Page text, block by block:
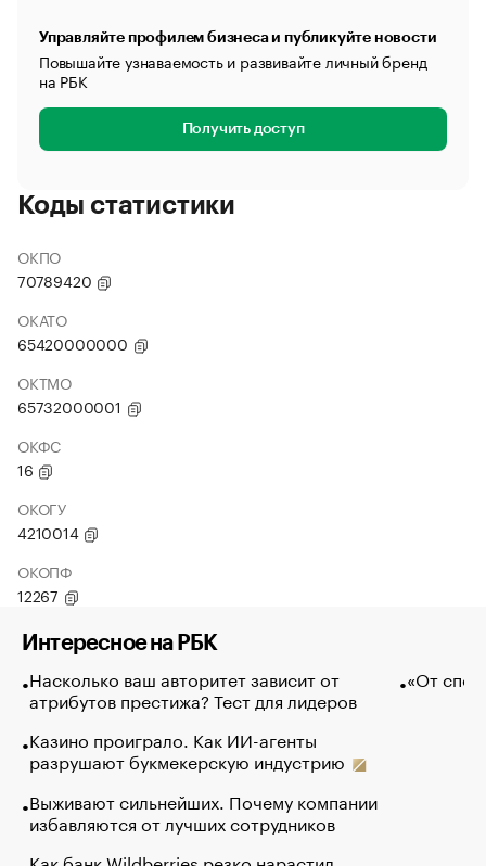
Управляйте профилем бизнеса и публикуйте новости
Повышайте узнаваемость и развивайте личный бренд
на РБК
Получить доступ
Коды статистики
ОКПО
70789420
ОКАТО
65420000000
ОКТМО
65732000001
ОКФС
16
ОКОГУ
4210014
ОКОПФ
12267
Интересное на РБК
Насколько ваш авторитет зависит от
атрибутов престижа? Тест для лидеров
Казино проиграло. Как ИИ-агенты
разрушают букмекерскую индустрию
Выживают сильнейших. Почему компании
избавляются от лучших сотрудников
«От